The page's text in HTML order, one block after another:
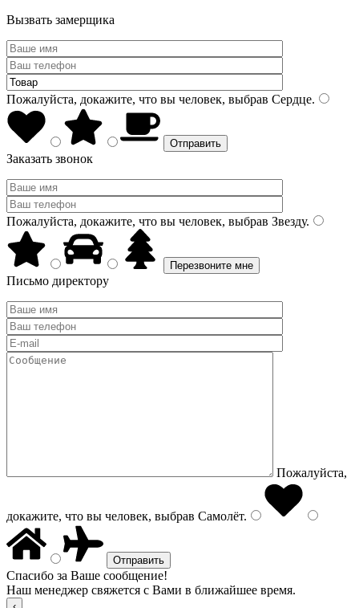
Вызвать замерщика
Пожалуйста, докажите, что вы человек, выбрав Сердце.
Заказать звонок
Пожалуйста, докажите, что вы человек, выбрав Звезду.
Письмо директору
Пожалуйста,
докажите, что вы человек, выбрав Самолёт.
Спасибо за Ваше сообщение!
Наш менеджер свяжется с Вами в ближайшее время.